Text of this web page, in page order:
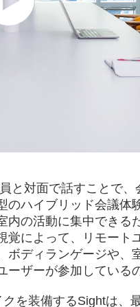
と対面で話すことで
ハイブリッド会議体
の活動に集中できる
覚によって、リモート
ディランゲージや、
ザーが参加している
を装備するSightは、